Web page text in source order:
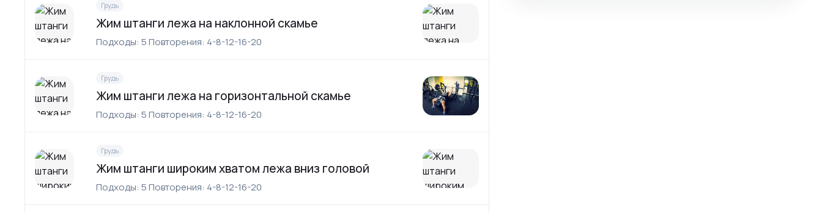
Грудь
Жим штанги лежа на наклонной скамье
Подходы: 5 Повторения: 4-8-12-16-20
Грудь
Жим штанги лежа на горизонтальной скамье
Подходы: 5 Повторения: 4-8-12-16-20
Грудь
Жим штанги широким хватом лежа вниз головой
Подходы: 5 Повторения: 4-8-12-16-20